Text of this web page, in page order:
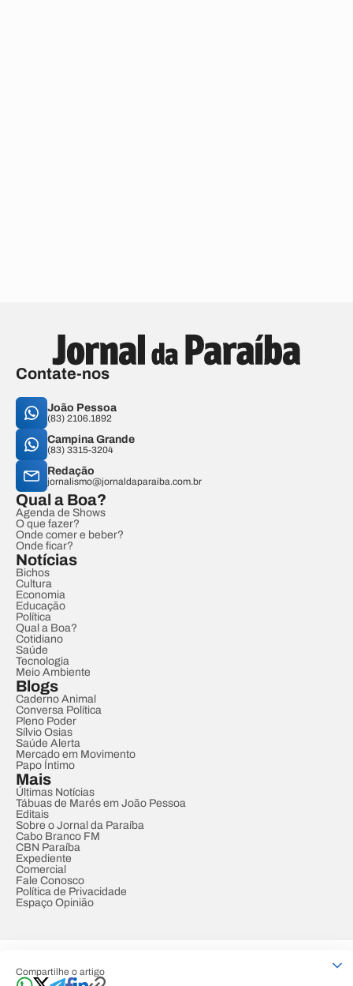
Compartilhe o artigo
Contate-nos
João Pessoa
(83) 2106.1892
Campina Grande
(83) 3315-3204
Redação
jornalismo@jornaldaparaiba.com.br
Qual a Boa?
Agenda de Shows
O que fazer?
Onde comer e beber?
Onde ficar?
Notícias
Bichos
Cultura
Economia
Educação
Política
Qual a Boa?
Cotidiano
Saúde
Tecnologia
Meio Ambiente
Blogs
Caderno Animal
Conversa Política
Pleno Poder
Sílvio Osias
Saúde Alerta
Mercado em Movimento
Papo Íntimo
Mais
Últimas Notícias
Tábuas de Marés em João Pessoa
Editais
Sobre o Jornal da Paraíba
Cabo Branco FM
CBN Paraíba
Expediente
Comercial
Fale Conosco
Política de Privacidade
Espaço Opinião